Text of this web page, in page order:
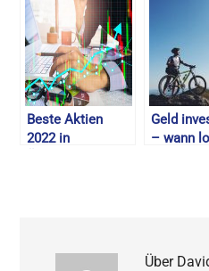
Beste Aktien
2022 in
Geld
– wann
Über